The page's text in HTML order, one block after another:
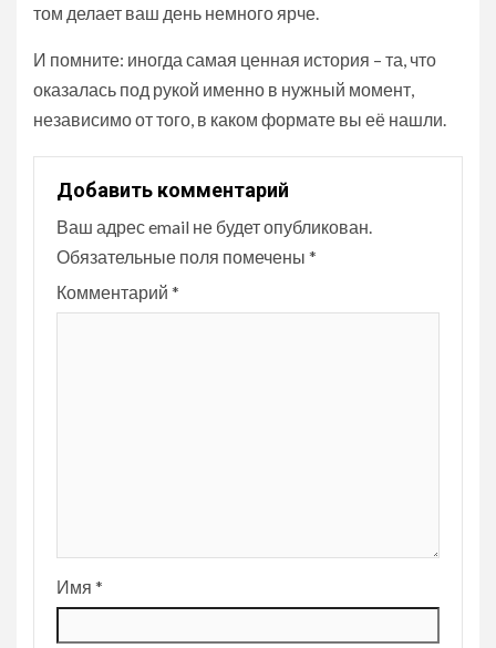
том делает ваш день немного ярче.
И помните: иногда самая ценная история – та, что
оказалась под рукой именно в нужный момент,
независимо от того, в каком формате вы её нашли.
Добавить комментарий
Ваш адрес email не будет опубликован.
Обязательные поля помечены *
Комментарий *
Имя *